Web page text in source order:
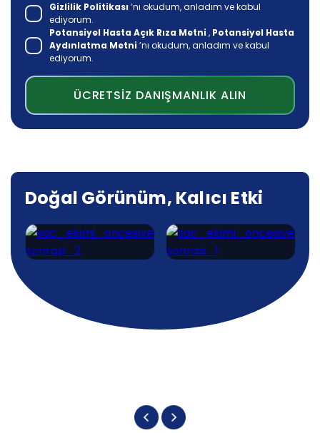
Gizlilik Politikası ’nı okudum, anladım ve kabul
ediyorum.
Potansiyel Hasta Açık Rıza Metni , Potansiyel Hasta
Aydınlatma Metni ’nı okudum, anladım ve kabul
ediyorum.
ÜCRETSİZ DANIŞMANLIK ALIN
Doğal Görünüm, Kalıcı Etki